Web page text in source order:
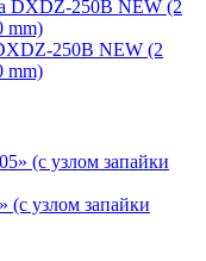
250B NEW (2
mm)
(с узлом запайки